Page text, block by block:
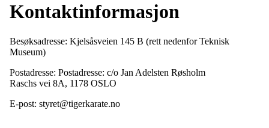
Kontaktinformasjon
Besøksadresse: Kjelsåsveien 145 B (rett nedenfor Teknisk
Museum)
Postadresse: Postadresse: c/o Jan Adelsten Røsholm
Raschs vei 8A, 1178 OSLO
E-post: styret@tigerkarate.no